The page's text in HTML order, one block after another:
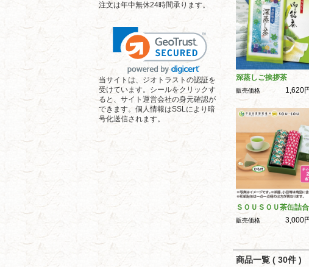
注文は年中無休24時間承ります。
当サイトは、ジオトラストの認証を
受けています。シールをクリックす
ると、サイト運営会社の身元確認が
できます。個人情報はSSLにより暗
号化送信されます。
深蒸しご挨拶茶
販売価格 1,620
ＳＯＵＳＯＵ茶缶詰
販売価格 3,000
商品一覧 ( 30件 )